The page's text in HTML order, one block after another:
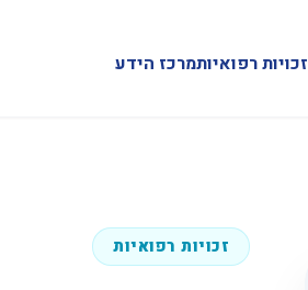
זכויות רפואיותמרכז הידע
זכויות רפואיות